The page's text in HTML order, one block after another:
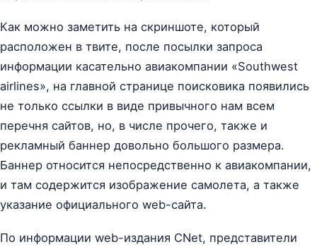
Как можно заметить на скриншоте, который
расположен в твите, после посылки запроса
информации касательно авиакомпании «Southwest
airlines», на главной странице поисковика появились
не только ссылки в виде привычного нам всем
перечня сайтов, но, в числе прочего, также и
рекламный баннер довольно большого размера.
Баннер относится непосредственно к авиакомпании,
и там содержится изображение самолета, а также
указание официального web-сайта.
По информации web-издания CNet, представители